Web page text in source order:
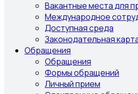
Вакантные места для
Международное
Доступная среда
Законодательная
Обращения
Обращения
Формы обращений
Личный прием